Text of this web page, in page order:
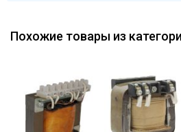
Похожие товары из